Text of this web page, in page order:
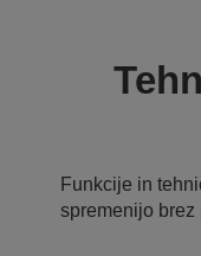
Funkcije in
spremenijo brez